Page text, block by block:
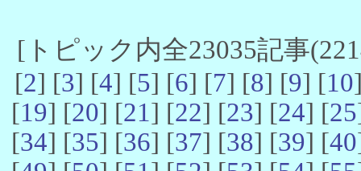
[トピック内全23035記事
[2] [3] [4] [5] [6] [7] [8] [9] [10
[19] [20] [21] [22] [23] [24] [25
[34] [35] [36] [37] [38] [39] [40